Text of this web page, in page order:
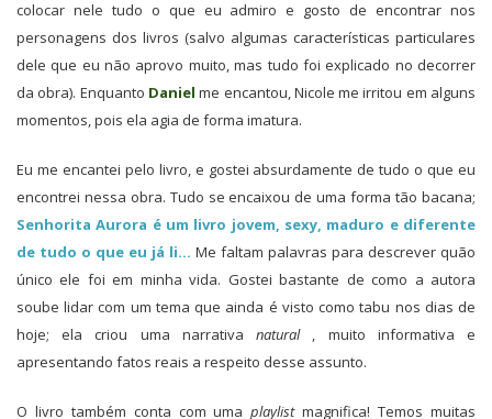
colocar nele tudo o que eu admiro e gosto de encontrar nos
personagens dos livros (salvo algumas características particulares
dele que eu não aprovo muito, mas tudo foi explicado no decorrer
da obra). Enquanto Daniel me encantou, Nicole me irritou em alguns
momentos, pois ela agia de forma imatura.
Eu me encantei pelo livro, e gostei absurdamente de tudo o que eu
encontrei nessa obra. Tudo se encaixou de uma forma tão bacana;
Senhorita Aurora é um livro jovem, sexy, maduro e diferente
de tudo o que eu já li… Me faltam palavras para descrever quão
único ele foi em minha vida. Gostei bastante de como a autora
soube lidar com um tema que ainda é visto como tabu nos dias de
hoje; ela criou uma narrativanatural
, muito informativa e
apresentando fatos reais a respeito desse assunto.
O livro também conta com umaplaylistmagnifica! Temos muitas